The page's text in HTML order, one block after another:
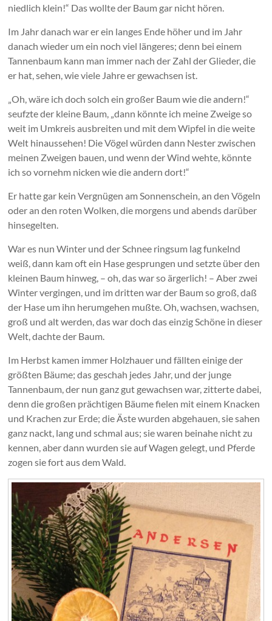
niedlich klein!“ Das wollte der Baum gar nicht hören.
Im Jahr danach war er ein langes Ende höher und im Jahr
danach wieder um ein noch viel längeres; denn bei einem
Tannenbaum kann man immer nach der Zahl der Glieder, die
er hat, sehen, wie viele Jahre er gewachsen ist.
„Oh, wäre ich doch solch ein großer Baum wie die andern!“
seufzte der kleine Baum, „dann könnte ich meine Zweige so
weit im Umkreis ausbreiten und mit dem Wipfel in die weite
Welt hinaussehen! Die Vögel würden dann Nester zwischen
meinen Zweigen bauen, und wenn der Wind wehte, könnte
ich so vornehm nicken wie die andern dort!“
Er hatte gar kein Vergnügen am Sonnenschein, an den Vögeln
oder an den roten Wolken, die morgens und abends darüber
hinsegelten.
War es nun Winter und der Schnee ringsum lag funkelnd
weiß, dann kam oft ein Hase gesprungen und setzte über den
kleinen Baum hinweg, – oh, das war so ärgerlich! – Aber zwei
Winter vergingen, und im dritten war der Baum so groß, daß
der Hase um ihn herumgehen mußte. Oh, wachsen, wachsen,
groß und alt werden, das war doch das einzig Schöne in dieser
Welt, dachte der Baum.
Im Herbst kamen immer Holzhauer und fällten einige der
größten Bäume; das geschah jedes Jahr, und der junge
Tannenbaum, der nun ganz gut gewachsen war, zitterte dabei,
denn die großen prächtigen Bäume fielen mit einem Knacken
und Krachen zur Erde; die Äste wurden abgehauen, sie sahen
ganz nackt, lang und schmal aus; sie waren beinahe nicht zu
kennen, aber dann wurden sie auf Wagen gelegt, und Pferde
zogen sie fort aus dem Wald.